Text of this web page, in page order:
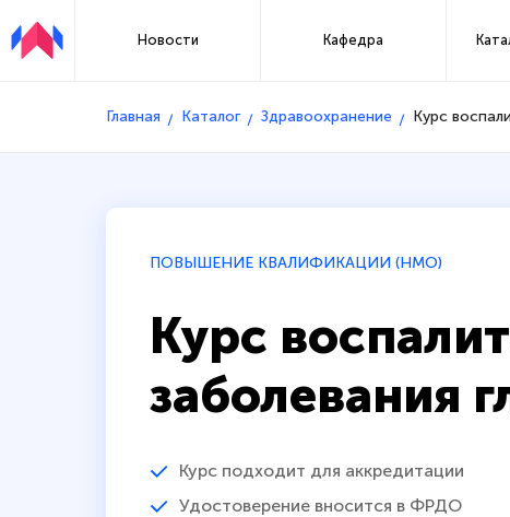
Новости Кафедра
Главная Каталог Здравоохранение Курс
ПОВЫШЕНИЕ КВАЛИФИКАЦИИ (НМО)
Курс
заболевания
Курс подходит для аккредитации
Удостоверение вносится в ФРДО